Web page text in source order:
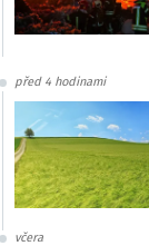
před 4 hodinami
včera